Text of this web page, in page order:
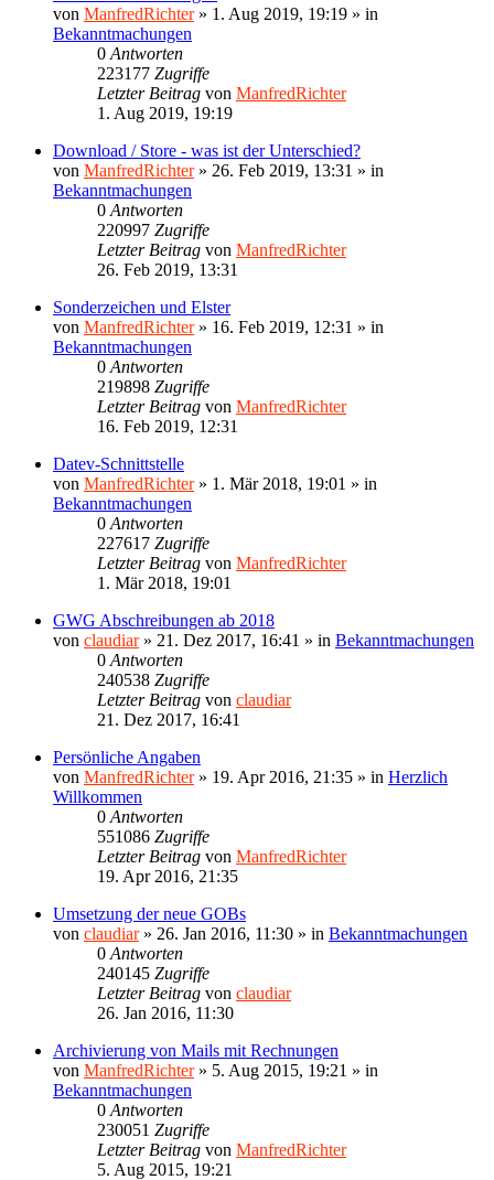
von ManfredRichter» 1. Aug 2019, 19:19 » in
Bekanntmachungen
0 Antworten
223177 Zugriffe
Letzter Beitrag von ManfredRichter
1. Aug 2019, 19:19
Download / Store - was ist der Unterschied?
von ManfredRichter» 26. Feb 2019, 13:31 » in
Bekanntmachungen
0 Antworten
220997 Zugriffe
Letzter Beitrag von ManfredRichter
26. Feb 2019, 13:31
Sonderzeichen und Elster
von ManfredRichter» 16. Feb 2019, 12:31 » in
Bekanntmachungen
0 Antworten
219898 Zugriffe
Letzter Beitrag von ManfredRichter
16. Feb 2019, 12:31
Datev-Schnittstelle
von ManfredRichter» 1. Mär 2018, 19:01 » in
Bekanntmachungen
0 Antworten
227617 Zugriffe
Letzter Beitrag von ManfredRichter
1. Mär 2018, 19:01
GWG Abschreibungen ab 2018
von claudiar» 21. Dez 2017, 16:41 » in Bekanntmachungen
0 Antworten
240538 Zugriffe
Letzter Beitrag von claudiar
21. Dez 2017, 16:41
Persönliche Angaben
von ManfredRichter» 19. Apr 2016, 21:35 » in Herzlich
Willkommen
0 Antworten
551086 Zugriffe
Letzter Beitrag von ManfredRichter
19. Apr 2016, 21:35
Umsetzung der neue GOBs
von claudiar» 26. Jan 2016, 11:30 » in Bekanntmachungen
0 Antworten
240145 Zugriffe
Letzter Beitrag von claudiar
26. Jan 2016, 11:30
Archivierung von Mails mit Rechnungen
von ManfredRichter» 5. Aug 2015, 19:21 » in
Bekanntmachungen
0 Antworten
230051 Zugriffe
Letzter Beitrag von ManfredRichter
5. Aug 2015, 19:21